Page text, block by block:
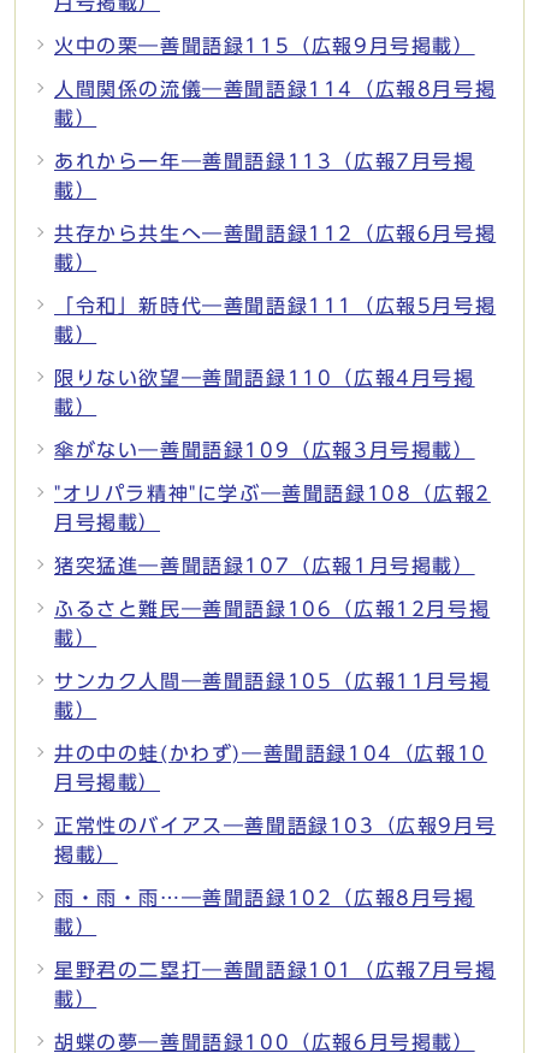
火中の栗―善聞語録115（広報9月号掲載）
人間関係の流儀―善聞語録114（広報8月号掲
載）
あれから一年―善聞語録113（広報7月号掲
載）
共存から共生へ―善聞語録112（広報6月号掲
載）
「令和」新時代―善聞語録111（広報5月号掲
載）
限りない欲望―善聞語録110（広報4月号掲
載）
傘がない―善聞語録109（広報3月号掲載）
"オリパラ精神"に学ぶ―善聞語録108（広報2
月号掲載）
猪突猛進―善聞語録107（広報1月号掲載）
ふるさと難民―善聞語録106（広報12月号掲
載）
サンカク人間―善聞語録105（広報11月号掲
載）
井の中の蛙(かわず)―善聞語録104（広報10
月号掲載）
正常性のバイアス―善聞語録103（広報9月号
掲載）
雨・雨・雨…―善聞語録102（広報8月号掲
載）
星野君の二塁打―善聞語録101（広報7月号掲
載）
胡蝶の夢―善聞語録100（広報6月号掲載）